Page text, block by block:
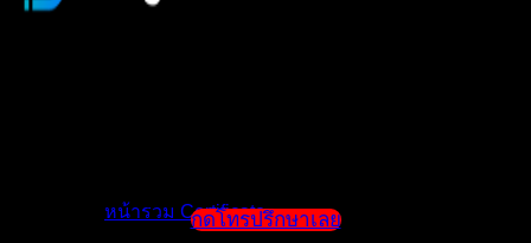
หน้ารวม Certificateกดโทรปรึกษาเลย